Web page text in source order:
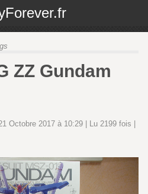
ZZ Gundam
Octobre 2017 à 10:29 | Lu 2199 fois |